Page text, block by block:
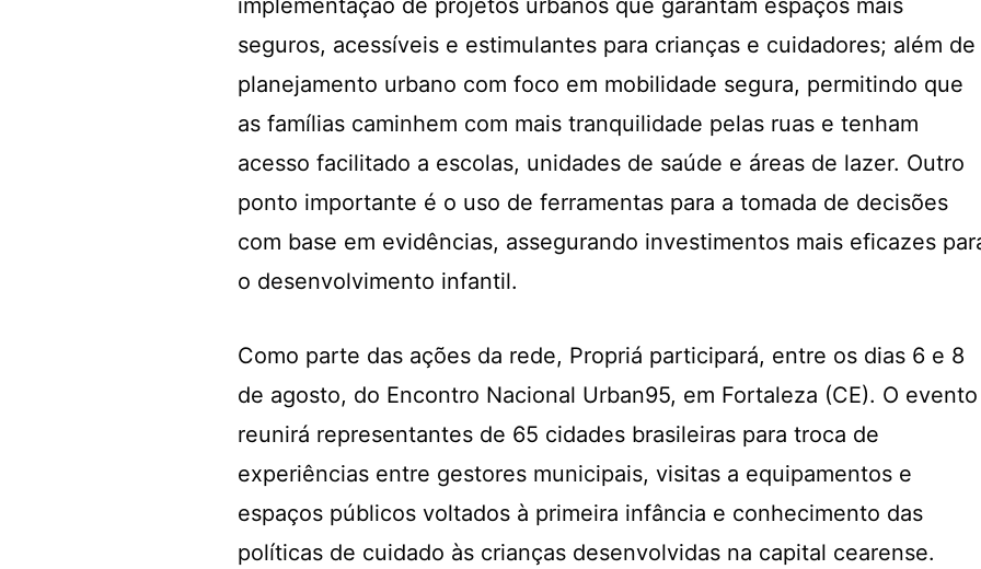
implementação de projetos urbanos que garantam espaços mais
seguros, acessíveis e estimulantes para crianças e cuidadores; além de
planejamento urbano com foco em mobilidade segura, permitindo que
as famílias caminhem com mais tranquilidade pelas ruas e tenham
acesso facilitado a escolas, unidades de saúde e áreas de lazer. Outro
ponto importante é o uso de ferramentas para a tomada de decisões
com base em evidências, assegurando investimentos mais eficazes
o desenvolvimento infantil.
Como parte das ações da rede, Propriá participará, entre os dias 6 e 8
de agosto, do Encontro Nacional Urban95, em Fortaleza (CE). O evento
reunirá representantes de 65 cidades brasileiras para troca de
experiências entre gestores municipais, visitas a equipamentos e
espaços públicos voltados à primeira infância e conhecimento das
políticas de cuidado às crianças desenvolvidas na capital cearense.